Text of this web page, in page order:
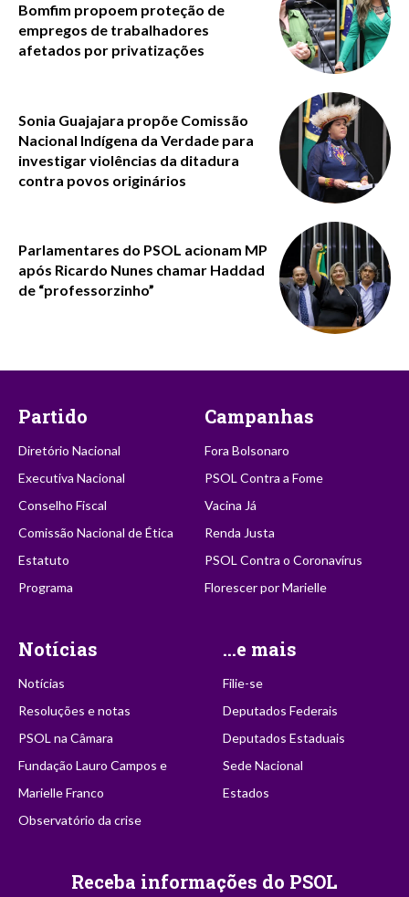
Bomfim propoem proteção de
empregos de trabalhadores
afetados por privatizações
Sonia Guajajara propõe Comissão
Nacional Indígena da Verdade para
investigar violências da ditadura
contra povos originários
Parlamentares do PSOL acionam MP
após Ricardo Nunes chamar Haddad
de “professorzinho”
Partido
Diretório Nacional
Executiva Nacional
Conselho Fiscal
Comissão Nacional de Ética
Estatuto
Programa
Campanhas
Fora Bolsonaro
PSOL Contra a Fome
Vacina Já
Renda Justa
PSOL Contra o Coronavírus
Florescer por Marielle
Notícias
Notícias
Resoluções e notas
PSOL na Câmara
Fundação Lauro Campos e
Marielle Franco
Observatório da crise
...e mais
Filie-se
Deputados Federais
Deputados Estaduais
Sede Nacional
Estados
Receba informações do PSOL